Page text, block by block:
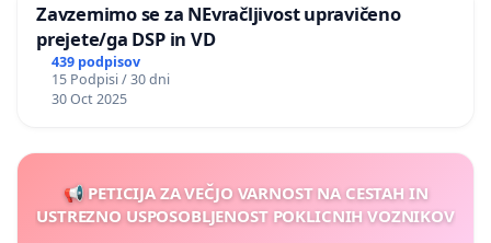
Zavzemimo se za NEvračljivost upravičeno
prejete/ga DSP in VD
439 podpisov
15 Podpisi / 30 dni
30 Oct 2025
📢 PETICIJA ZA VEČJO VARNOST NA CESTAH IN
USTREZNO USPOSOBLJENOST POKLICNIH VOZNIKOV